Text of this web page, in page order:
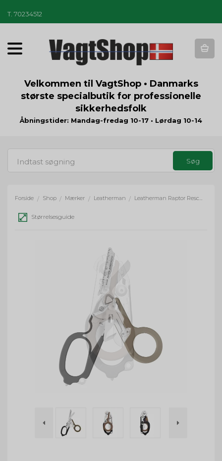
T 70234512
T
o
g
a
t
n
Velkommen til VagtShop • Danmarks
største specialbutik for professionelle
sikkerhedsfolk
Åbningstider: Mandag-fredag 10-17 • Lørdag 10-14
Forside / Shop / Mærker / Leatherman / Leatherman Raptor Rescue - sort/coyote
Størrelsesguide